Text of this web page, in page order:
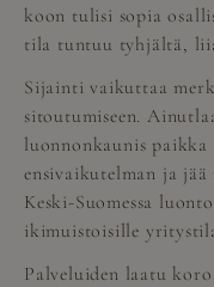
koon tulisi sopia
tila tuntuu tyhjältä,
Sijainti vaikuttaa
sitoutumiseen.
luonnonkaunis
ensivaikutelman ja
Keski-Suomessa
ikimuistoisille
Palveluiden laatu